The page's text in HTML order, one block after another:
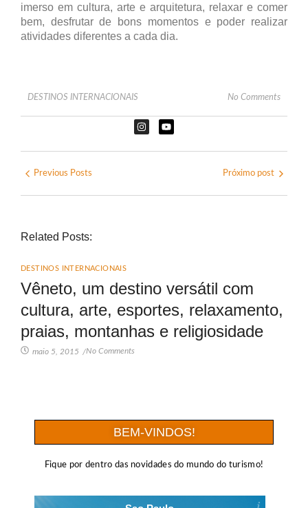
imerso em cultura, arte e arquitetura, relaxar e comer
bem, desfrutar de bons momentos e poder realizar
atividades diferentes a cada dia.
DESTINOS INTERNACIONAIS No Comments
Previous Posts Próximo post
Related Posts:
DESTINOS INTERNACIONAIS
Vêneto, um destino versátil com
cultura, arte, esportes, relaxamento,
praias, montanhas e religiosidade
maio 5, 2015 /No Comments
BEM-VINDOS!
Fique por dentro das novidades do mundo do turismo!